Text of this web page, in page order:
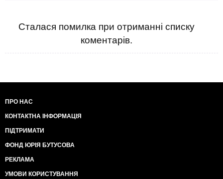
Сталася помилка при отриманні списку
коментарів.
ПРО НАС
КОНТАКТНА ІНФОРМАЦІЯ
ПІДТРИМАТИ
ФОНД ЮРІЯ БУТУСОВА
РЕКЛАМА
УМОВИ КОРИСТУВАННЯ